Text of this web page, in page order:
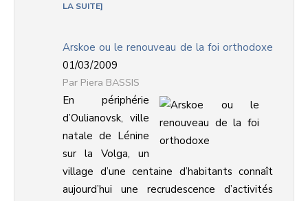
LA SUITE
Arskoe ou le renouveau de la foi orthodoxe
01/03/2009
Piera BASSIS
En périphérie
d’Oulianovsk, ville
natale de Lénine
sur la Volga, un
village d’une centaine d’habitants connaît
aujourd’hui une recrudescence d’activités